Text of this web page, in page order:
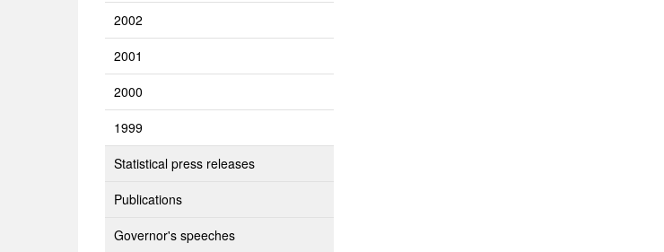
2002
2001
2000
1999
Statistical press releases
Publications
Governor's speeches